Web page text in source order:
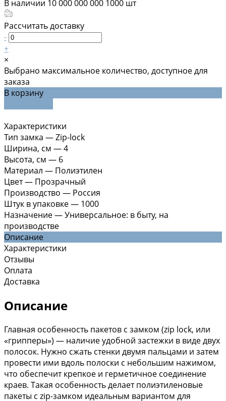
В наличии 10 000 000 000 1000 шт
Рассчитать доставку
-
+
×
Выбрано максимальное количество, доступное для
заказа
В корзину
Характеристики
Тип замка —Zip-lock
Ширина, см —4
Высота, см — 6
Материал — Полиэтилен
Цвет— Прозрачный
Производство — Россия
Штук в упаковке— 1000
Назначение—Универсальное: в быту, на
производстве
Описание
Характеристики
Отзывы
Оплата
Доставка
Описание
Главная особенность пакетов с замком (zip lock, или
«грипперы») — наличие удобной застежки в виде двух
полосок. Нужно сжать стенки двумя пальцами и затем
провести ими вдоль полоски с небольшим нажимом,
что обеспечит крепкое и герметичное соединение
краев. Такая особенность делает полиэтиленовые
пакеты с zip-замком идеальным вариантом для